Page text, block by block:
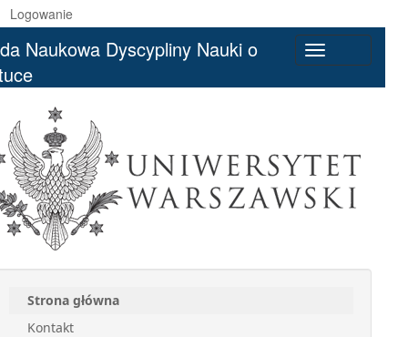
Logowanie
navigation
Naukowa Dyscypliny Nauki o
Strona główna
Kontakt